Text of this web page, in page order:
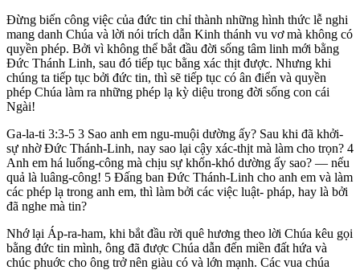
Đừng biến công việc của đức tin chỉ thành những hình thức lễ nghi
mang danh Chúa và lời nói trích dẫn Kinh thánh vu vơ mà không có
quyền phép. Bởi vì không thể bắt đầu đời sống tâm linh mới bằng
Đức Thánh Linh, sau đó tiếp tục bằng xác thịt được. Nhưng khi
chúng ta tiếp tục bởi đức tin, thì sẽ tiếp tục có ân điển và quyền
phép Chúa làm ra những phép lạ kỳ diệu trong đời sống con cái
Ngài!
Ga-la-ti 3:3-5 3 Sao anh em ngu-muội dường ấy? Sau khi đã khởi-
sự nhờ Đức Thánh-Linh, nay sao lại cậy xác-thịt mà làm cho trọn? 4
Anh em há luống-công mà chịu sự khốn-khó dường ấy sao? — nếu
quả là luâng-công! 5 Đấng ban Đức Thánh-Linh cho anh em và làm
các phép lạ trong anh em, thì làm bởi các việc luật- pháp, hay là bởi
đã nghe mà tin?
Nhớ lại Áp-ra-ham, khi bắt đầu rời quê hương theo lời Chúa kêu gọi
bằng đức tin mình, ông đã được Chúa dẫn đến miền đất hứa và
chúc phuớc cho ông trở nên giàu có và lớn mạnh. Các vua chúa